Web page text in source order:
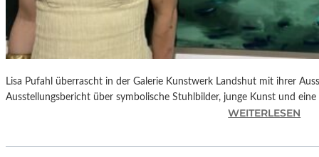
V
A
R
S
E
U
E
F
Lisa Pufahl überrascht in der Galerie Kunstwerk Landshut mit ihrer
Ausstellungsbericht über symbolische Stuhlbilder, junge Kunst und
WEITERLESEN
I